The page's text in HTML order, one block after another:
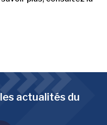
actualités du